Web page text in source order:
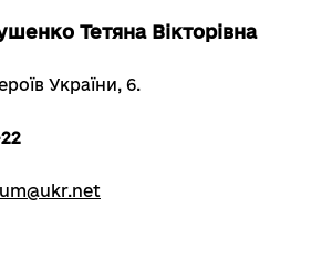
Тетяна Вікторівна
України, 6.